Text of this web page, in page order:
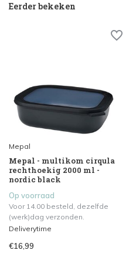
Eerder bekeken
Mepal
Mepal - multikom cirqula
rechthoekig 2000 ml -
nordic black
Op voorraad
Voor 14.00 besteld, dezelfde
(werk)dag verzonden.
Deliverytime
€16,99